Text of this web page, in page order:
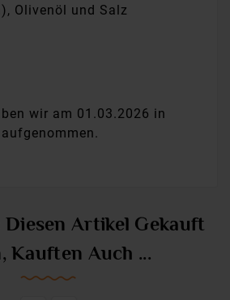
Olivenöl und Salz
wir am 01.03.2026 in
Artikel Gekauft
Kauften Auch ...